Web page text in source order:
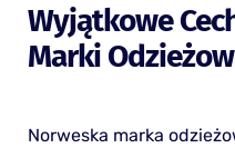
Wyjątkowe
Marki
Norweska marka